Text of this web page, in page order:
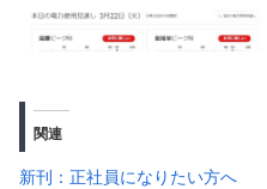
関連
新刊：正社員になりたい方へ